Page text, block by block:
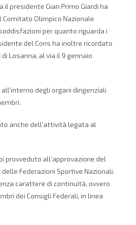
il presidente Gian Primo Giardi ha
Olimpico Nazionale
per quanto riguarda i
del Cons ha inoltre ricordato
Losanna, al via il 9 gennaio
degli organi dirigenziali
anche dell’attività legata al
provveduto all’approvazione del
Federazioni Sportive Nazionali.
carattere di continuità, ovvero
dei Consigli Federali, in linea